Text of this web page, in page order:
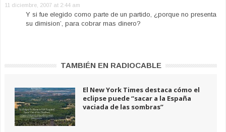
11 diciembre, 2007 at 2:44 am
Y si fue elegido como parte de un partido, ¿porque no presenta
su dimision’, para cobrar mas dinero?
TAMBIÉN EN RADIOCABLE
El New York Times destaca cómo el
eclipse puede “sacar a la España
vaciada de las sombras”